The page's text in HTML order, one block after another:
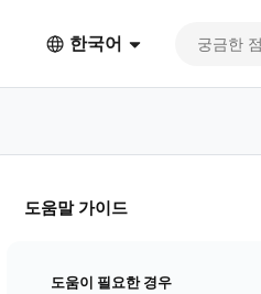
한국어
도움말 가이드
도움이 필요한 경우